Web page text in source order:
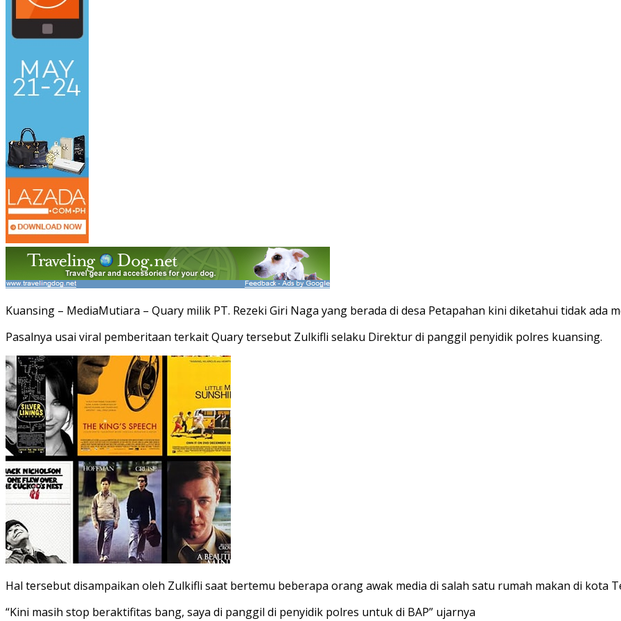
Kuansing – MediaMutiara – Quary milik PT. Rezeki Giri Naga yang berada di desa Petapahan kini diketahui tidak ada
Pasalnya usai viral pemberitaan terkait Quary tersebut Zulkifli selaku Direktur di panggil penyidik polres kuansing.
Hal tersebut disampaikan oleh Zulkifli saat bertemu beberapa orang awak media di salah satu rumah makan di kota
“Kini masih stop beraktifitas bang, saya di panggil di penyidik polres untuk di BAP” ujarnya